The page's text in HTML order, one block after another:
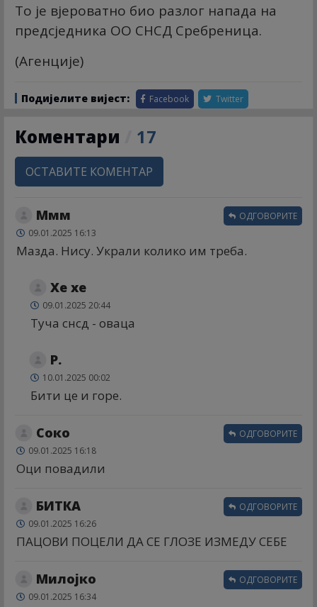
То је вјероватно био разлог напада на
предсједника ОО СНСД Сребреница.
(Агенције)
Подијелите вијест: Facebook Twitter
Коментари 17
ОСТАВИТЕ КОМЕНТАР
Ммм
09.01.2025 16:13
Мазда. Нису. Украли колико им треба.
ОДГОВОРИТЕ
Хе хе
09.01.2025 20:44
Туча снсд - оваца
Р.
10.01.2025 00:02
Бити це и горе.
Соко
09.01.2025 16:18
Оци повадили
ОДГОВОРИТЕ
БИТКА
09.01.2025 16:26
ПАЦОВИ ПОЦЕЛИ ДА СЕ ГЛОЗЕ ИЗМЕДУ СЕБЕ
ОДГОВОРИТЕ
Милојко
09.01.2025 16:34
ОДГОВОРИТЕ